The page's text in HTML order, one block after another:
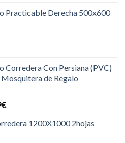
Practicable Derecha 500x600
Corredera Con Persiana (PVC)
de Regalo
€El
actual 1200X1000 2hojas